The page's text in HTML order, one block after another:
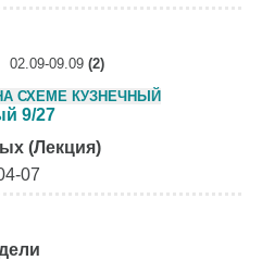
02.09-09.09 (2)
СХЕМЕ КУЗНЕЧНЫЙ
9/27
(Лекция)
07